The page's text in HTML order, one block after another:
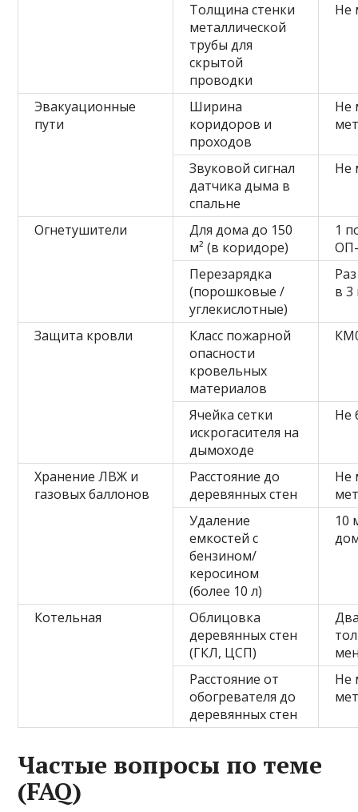
Толщина стенки
металлической
трубы для
скрытой
проводки
Не
Эвакуационные
пути
Ширина
коридоров и
проходов
Не
Звуковой сигнал
датчика дыма в
спальне
Не
Огнетушители
Для дома до 150
м² (в коридоре)
1
ОП-
Перезарядка
(порошковые /
углекислотные)
в 3
Защита кровли
Класс пожарной
опасности
кровельных
материалов
Ячейка сетки
искрогасителя на
дымоходе
Не
Хранение ЛВЖ и
газовых баллонов
Расстояние до
деревянных стен
Не
Удаление
емкостей с
бензином/
керосином
(более 10 л)
10
Котельная
Облицовка
деревянных стен
(ГКЛ, ЦСП)
Расстояние от
обогревателя до
деревянных стен
Не
Частые вопросы по теме
(FAQ)